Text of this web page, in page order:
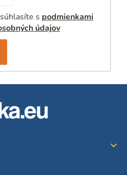
s podmienkami
údajov